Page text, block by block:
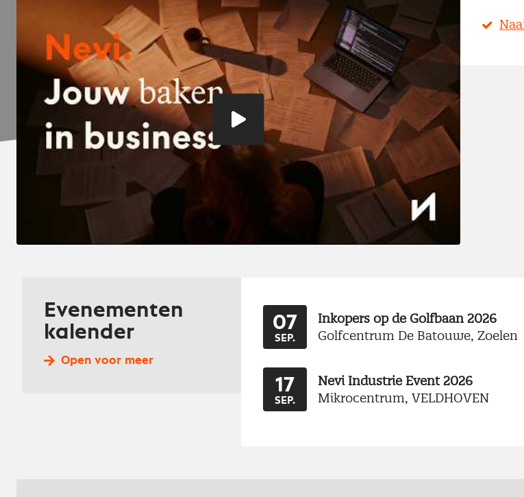
video
Evenementen
kalender
Open voor meer
07
SEP.
Inkopers op de Golfbaan 2026
Golfcentrum De Batouwe, Zoelen
17
SEP.
Nevi Industrie Event 2026
Mikrocentrum, VELDHOVEN